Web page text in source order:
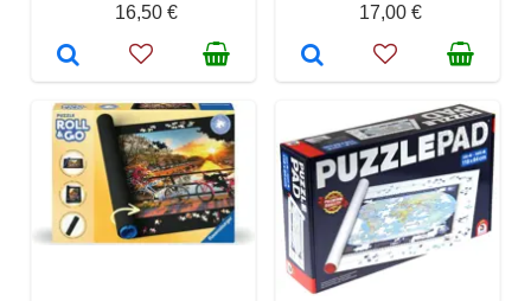
16,50 €
17,00 €